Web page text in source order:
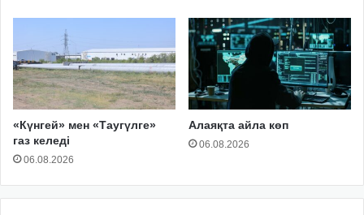
«Күнгей» мен «Таугүлге»
газ келеді
06.08.2026
Алаяқта айла көп
06.08.2026